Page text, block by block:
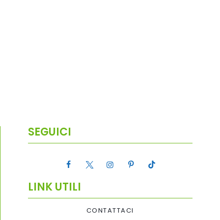
SEGUICI
LINK UTILI
CONTATTACI